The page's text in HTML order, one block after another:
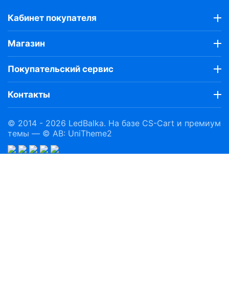
Кабинет покупателя
Магазин
Покупательский сервис
Контакты
© 2014 - 2026 LedBalka. На базе CS-Cart и премиум
темы — © AB: UniTheme2